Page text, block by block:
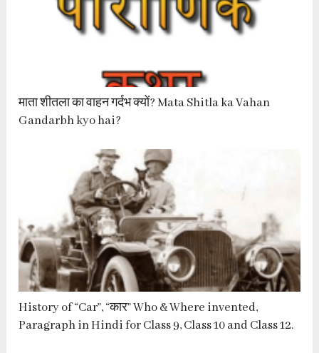
माता शीतला का वाहन गर्दभ क्यों? Mata Shitla ka Vahan
Gandarbh kyo hai?
History of “Car”, “कार” Who & Where invented,
Paragraph in Hindi for Class 9, Class 10 and Class 12.